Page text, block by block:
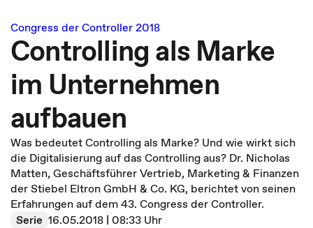
Congress der Controller 2018
Controlling als Marke
im Unternehmen
aufbauen
Was bedeutet Controlling als Marke? Und wie wirkt sich
die Digitalisierung auf das Controlling aus? Dr. Nicholas
Matten, Geschäftsführer Vertrieb, Marketing & Finanzen
der Stiebel Eltron GmbH & Co. KG, berichtet von seinen
Erfahrungen auf dem 43. Congress der Controller.
Serie 16.05.2018 | 08:33 Uhr